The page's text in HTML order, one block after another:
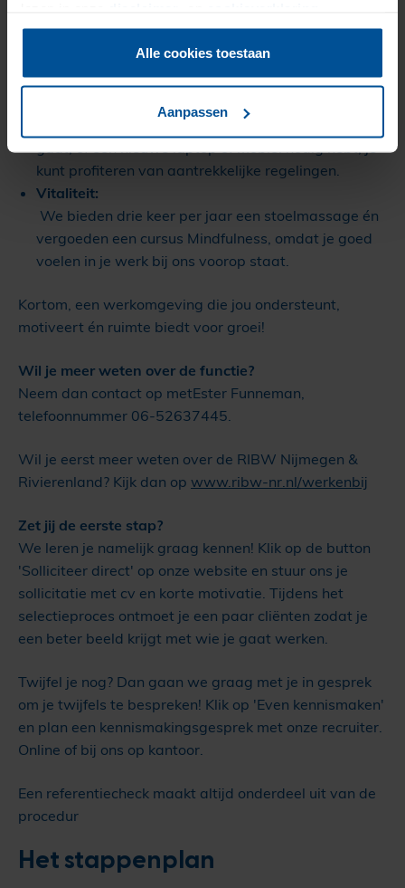
Alle cookies toestaan
Aanpassen
We investeren samen met jou in een goed pensioen;
naast jouw bijdrage dragen wij hier ook
maandelijks aan bij.
Of je nu sport, op je (elektrische) fiets naar werk
kunt profiteren van aantrekkelijke regelingen.
Vitaliteit:
We bieden drie keer per jaar een stoelmassage én
vergoeden een cursus Mindfulness, omdat je goed
voelen in je werk bij ons voorop staat.
Kortom, een werkomgeving die jou ondersteunt,
motiveert én ruimte biedt voor groei!
Wil je meer weten over de functie?
Neem dan contact op metEster Funneman,
telefoonnummer 06-52637445.
Wil je eerst meer weten over de RIBW Nijmegen &
Rivierenland? Kijk dan op www.ribw-nr.nl/werkenbij
Zet jij de eerste stap?
We leren je namelijk graag kennen! Klik op de button
'Solliciteer direct' op onze website en stuur ons je
sollicitatie met cv en korte motivatie. Tijdens het
selectieproces ontmoet je een paar cliënten zodat je
een beter beeld krijgt met wie je gaat werken.
Twijfel je nog? Dan gaan we graag met je in gesprek
om je twijfels te bespreken! Klik op 'Even kennismaken'
en plan een kennismakingsgesprek met onze recruiter.
Online of bij ons op kantoor.
Een referentiecheck maakt altijd onderdeel uit van de
procedur
Het stappenplan